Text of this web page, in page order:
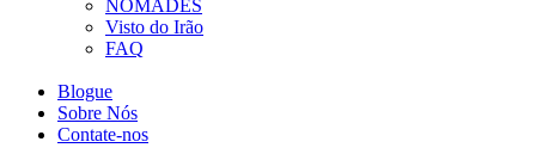
NÔMADES
Visto do Irão
FAQ
Blogue
Sobre Nós
Contate-nos